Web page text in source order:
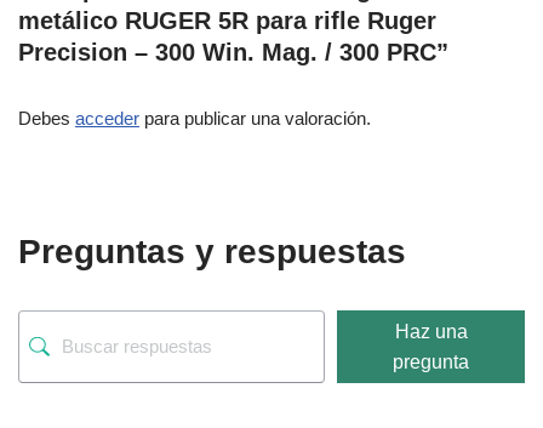
metálico RUGER 5R para rifle Ruger
Precision – 300 Win. Mag. / 300 PRC”
Debes acceder para publicar una valoración.
Preguntas y respuestas
Haz una
pregunta